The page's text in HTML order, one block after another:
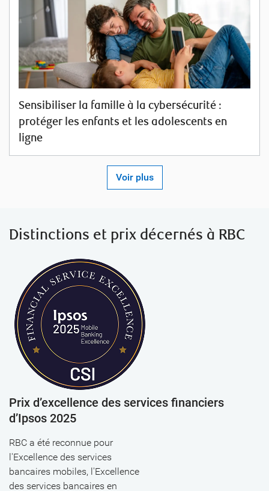
Sensibiliser la famille à la cybersécurité :
protéger les enfants et les adolescents en
ligne
Voir plus
Distinctions et prix décernés à RBC
Prix d’excellence des services financiers
d’Ipsos 2025
RBC a été reconnue pour
l'Excellence des services
bancaires mobiles, l'Excellence
des services bancaires en